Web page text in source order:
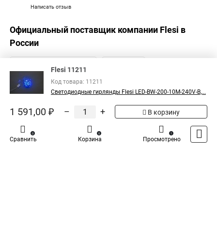
Написать отзыв
Официальный поставщик компании Flesi в
России
Flesi 11211
Код товара: 11211
Светодиодные гирлянды Flesi LED-BW-200-10M-240V-B,...
1 591,00 ₽ – + В корзину
Сравнить
0
Корзина
0
Просмотрено
1